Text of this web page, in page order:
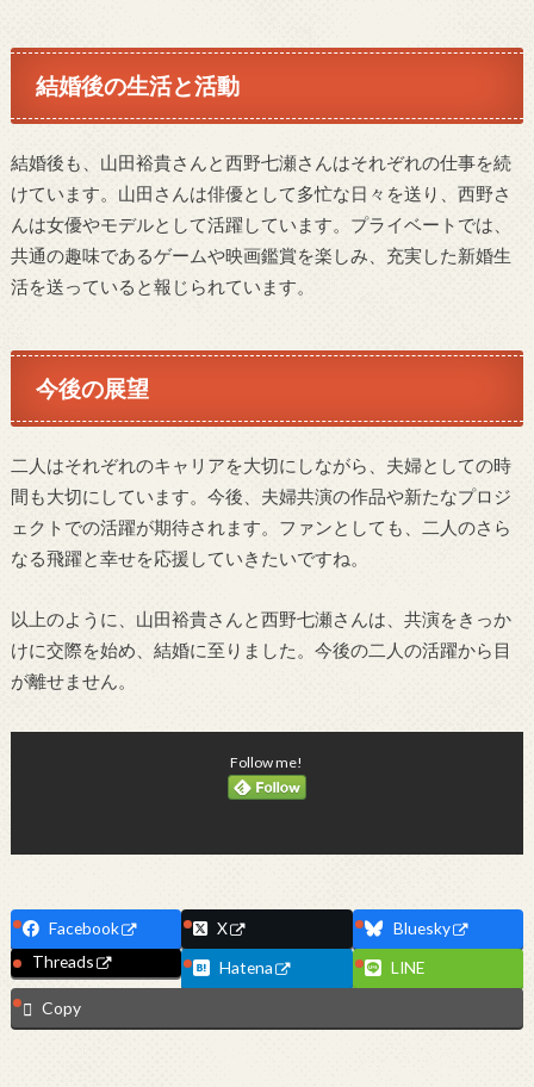
結婚後の生活と活動
結婚後も、山田裕貴さんと西野七瀬さんはそれぞれの仕事を続
けています。山田さんは俳優として多忙な日々を送り、西野さ
んは女優やモデルとして活躍しています。プライベートでは、
共通の趣味であるゲームや映画鑑賞を楽しみ、充実した新婚生
活を送っていると報じられています。
今後の展望
二人はそれぞれのキャリアを大切にしながら、夫婦としての時
間も大切にしています。今後、夫婦共演の作品や新たなプロジ
ェクトでの活躍が期待されます。ファンとしても、二人のさら
なる飛躍と幸せを応援していきたいですね。
以上のように、山田裕貴さんと西野七瀬さんは、共演をきっか
けに交際を始め、結婚に至りました。今後の二人の活躍から目
が離せません。
Follow me!
Facebook X
Bluesky
Threads
Hatena
LINE
Copy